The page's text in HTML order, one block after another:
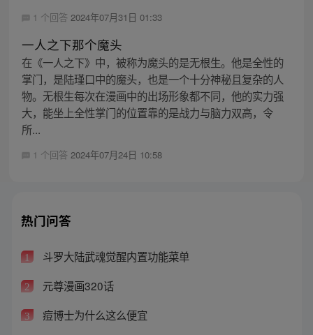
1 个回答 2024年07月31日 01:33
一人之下那个魔头
在《一人之下》中，被称为魔头的是无根生。他是全性的
掌门，是陆瑾口中的魔头，也是一个十分神秘且复杂的人
物。无根生每次在漫画中的出场形象都不同，他的实力强
大，能坐上全性掌门的位置靠的是战力与脑力双高，令
所...
1 个回答 2024年07月24日 10:58
热门问答
1 斗罗大陆武魂觉醒内置功能菜单
2 元尊漫画320话
3 痘博士为什么这么便宜